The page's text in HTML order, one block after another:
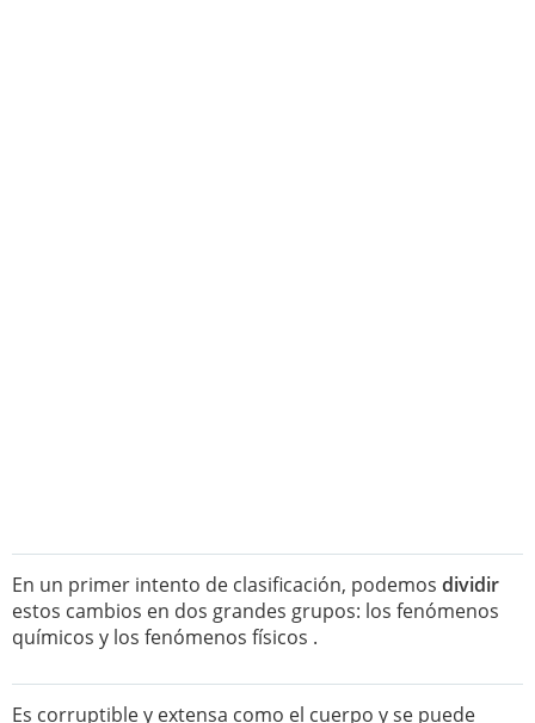
En un primer intento de clasificación, podemos dividir
estos cambios en dos grandes grupos: los fenómenos
químicos y los fenómenos físicos .
Es corruptible y extensa como el cuerpo y se puede